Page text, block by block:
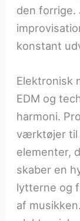
den forrige.
konstant
Elektronisk
EDM og
harmoni.
værktøjer til
elementer,
skaber en
lytterne og
af